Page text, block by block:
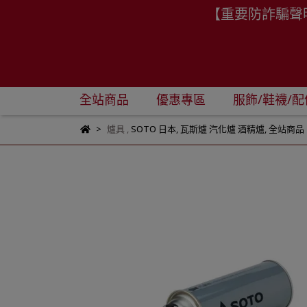
【重要防詐騙
全站商品 優惠專區 服飾/鞋襪/配
爐具,SOTO 日本, 瓦斯爐 汽化爐 酒精爐,全站商品